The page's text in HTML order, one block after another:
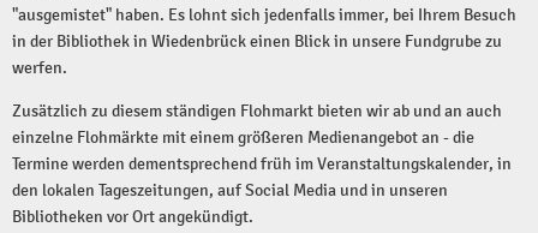
Lernen & Arbeiten
Mediengeschenke Kitas
Führungen
"ausgemistet" haben. Es lohnt sich jedenfalls immer, bei Ihrem Besuch
in der Bibliothek in Wiedenbrück einen Blick in unsere Fundgrube zu
werfen.
Zusätzlich zu diesem ständigen Flohmarkt bieten wir ab und an auch
einzelne Flohmärkte mit einem größeren Medienangebot an - die
Termine werden dementsprechend früh im Veranstaltungskalender, in
den lokalen Tageszeitungen, auf Social Media und in unseren
Bibliotheken vor Ort angekündigt.